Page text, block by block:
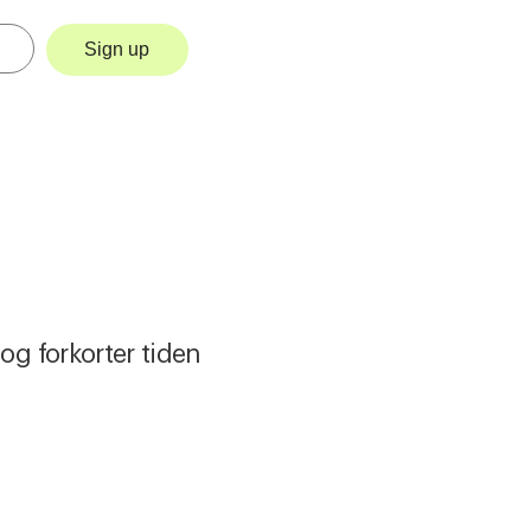
forkorter tiden
Sign up